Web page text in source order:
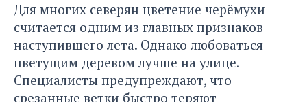
Для многих северян цветение черёмухи
считается одним из главных признаков
наступившего лета. Однако любоваться
цветущим деревом лучше на улице.
Специалисты предупреждают, что
срезанные ветки быстро теряют